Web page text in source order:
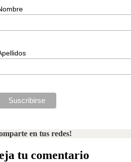
en tus redes!
tu comentario